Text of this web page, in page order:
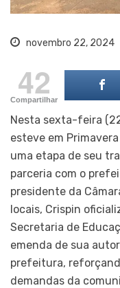
novembro 22, 2024
42
Compartilhar
Nesta sexta-feira
esteve em
uma etapa de seu
parceria com o
presidente da
locais, Crispin
Secretaria de
emenda de sua
prefeitura,
demandas da